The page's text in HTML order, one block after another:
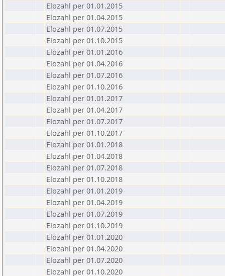
Elozahl per 01.01.2015
Elozahl per 01.04.2015
Elozahl per 01.07.2015
Elozahl per 01.10.2015
Elozahl per 01.01.2016
Elozahl per 01.04.2016
Elozahl per 01.07.2016
Elozahl per 01.10.2016
Elozahl per 01.01.2017
Elozahl per 01.04.2017
Elozahl per 01.07.2017
Elozahl per 01.10.2017
Elozahl per 01.01.2018
Elozahl per 01.04.2018
Elozahl per 01.07.2018
Elozahl per 01.10.2018
Elozahl per 01.01.2019
Elozahl per 01.04.2019
Elozahl per 01.07.2019
Elozahl per 01.10.2019
Elozahl per 01.01.2020
Elozahl per 01.04.2020
Elozahl per 01.07.2020
Elozahl per 01.10.2020